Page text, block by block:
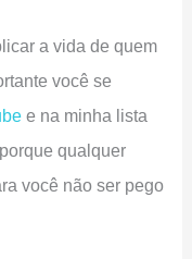
a vida de quem
você se
e na minha lista
qualquer
você não ser pego